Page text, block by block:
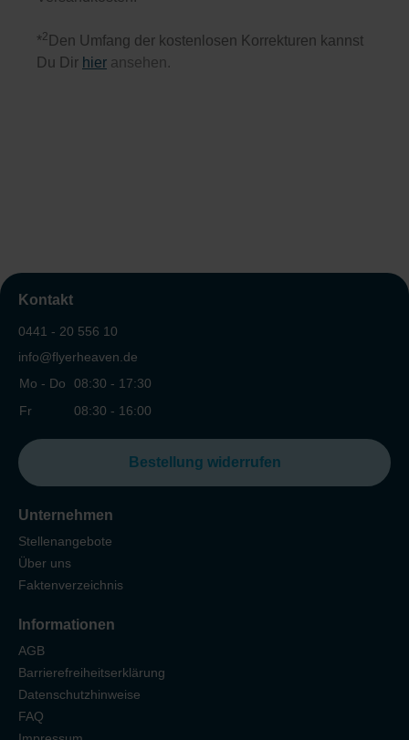
*2 Den Umfang der kostenlosen Korrekturen kannst
Du Dir hier ansehen.
Kontakt
0441 - 20 556 10
info@flyerheaven.de
Mo - Do
08:30 - 17:30
Fr
08:30 - 16:00
Bestellung widerrufen
Unternehmen
Stellenangebote
Über uns
Faktenverzeichnis
Informationen
AGB
Barrierefreiheitserklärung
Datenschutzhinweise
FAQ